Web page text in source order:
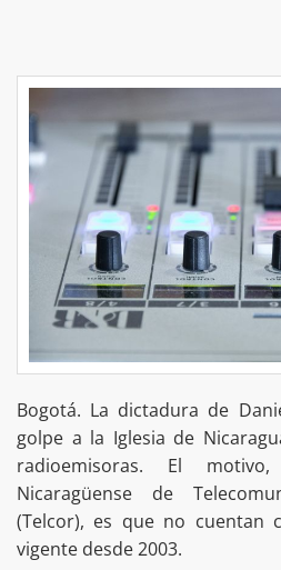
Bogotá. La dictadura de
golpe a la Iglesia de
radioemisoras. El
Nicaragüense de
(Telcor), es que no cuentan
vigente desde 2003.